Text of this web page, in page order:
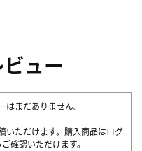
ュー
まだありません。
いただけます。購入商品はログ
確認いただけます。